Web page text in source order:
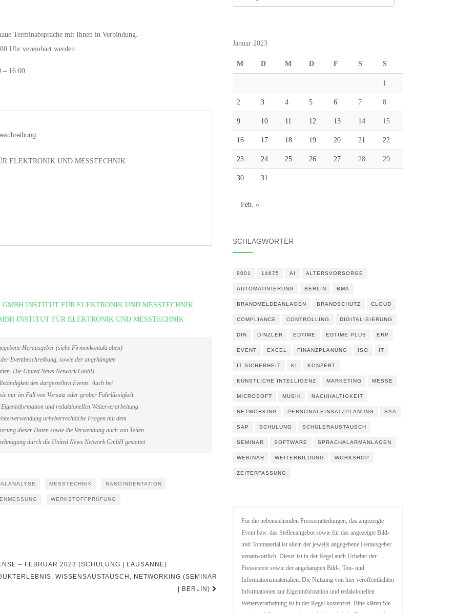
Terminabsprache mit Ihnen in Verbindung.
Uhr vereinbart werden.
– 16:00
ELEKTRONIK UND MESSTECHNIK
GMBH INSTITUT FÜR ELEKTRONIK UND MESSTECHNIK
INSTITUT FÜR ELEKTRONIK UND MESSTECHNIK
Herausgeber (siehe Firmenkontakt oben)
Eventbeschreibung, sowie der angehängten
Die United News Network GmbH
des dargestellten Events. Auch bei
nur im Fall von Vorsatz oder grober Fahrlässigkeit.
und redaktionellen Weiterverarbeitung
urheberrechtliche Fragen mit dem
dieser Daten sowie die Verwendung auch von Teilen
durch die United News Network GmbH gestattet
MESSTECHNIK NANOINDENTATION
WERKSTOFFPRÜFUNG
– FEBRUAR 2023 (SCHULUNG | LAUSANNE)
WISSENSAUSTAUSCH, NETWORKING (SEMINAR
| BERLIN)
Januar 2023
M D M D F S S
1
2 3 4 5 6 7 8
9 10 11 12 13 14 15
16 17 18 19 20 21 22
23 24 25 26 27 28 29
30 31
Feb. »
SCHLAGWÖRTER
9001 14675 AI ALTERSVORSORGE
AUTOMATISIERUNG BERLIN BMA
BRANDMELDEANLAGEN BRANDSCHUTZ CLOUD
COMPLIANCE CONTROLLING DIGITALISIERUNG
DIN DINZLER EDTIME EDTIME PLUS ERP
EVENT EXCEL FINANZPLANUNG ISO IT
IT SICHERHEIT KI KONZERT
KÜNSTLICHE INTELLIGENZ MARKETING MESSE
MICROSOFT MUSIK NACHHALTIGKEIT
NETWORKING PERSONALEINSATZPLANUNG SAA
SAP SCHULUNG SCHÜLERAUSTAUSCH
SEMINAR SOFTWARE SPRACHALARMANLAGEN
WEBINAR WEITERBILDUNG WORKSHOP
ZEITERFASSUNG
Für die nebenstehenden Pressemitteilungen, das angezeigte
Event bzw. das Stellenangebot sowie für das angezeigte Bild-
und Tonmaterial ist allein der jeweils angegebene Herausgeber
verantwortlich. Dieser ist in der Regel auch Urheber der
Pressetexte sowie der angehängten Bild-, Ton- und
Informationsmaterialien. Die Nutzung von hier veröffentlichten
Informationen zur Eigeninformation und redaktionellen
Weiterverarbeitung ist in der Regel kostenfrei. Bitte klären Sie